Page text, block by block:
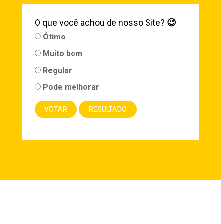
O que você achou de nosso Site? 😉
Ótimo
Muito bom
Regular
Pode melhorar